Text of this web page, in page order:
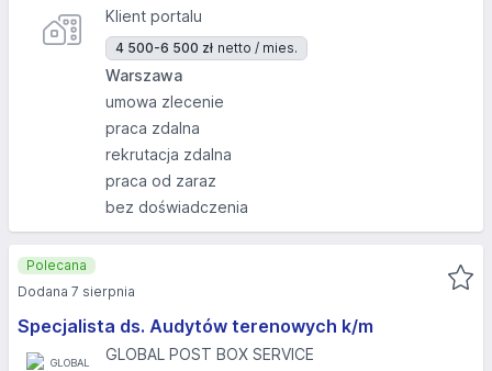
Klient portalu
4 500-6 500 zł netto / mies.
Warszawa
umowa zlecenie
praca zdalna
rekrutacja zdalna
praca od zaraz
bez doświadczenia
Specjalista ds. Audytów terenowych k/m
GLOBAL POST BOX SERVICE
Polecana
Dodana 7 sierpnia